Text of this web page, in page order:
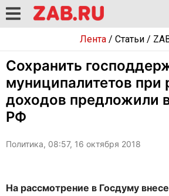
Лента/ Статьи/
Сохранить
муниципалитетов при
доходов предложили
РФ
Политика, 08:57, 16 октября 2018
На рассмотрение в Госдуму